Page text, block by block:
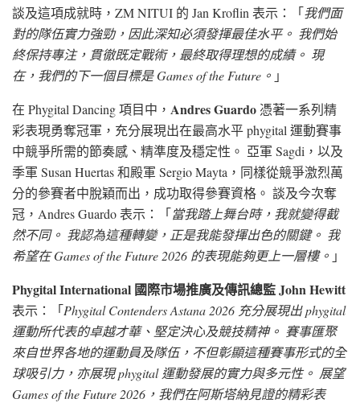
談及這項成就時，ZM NITUI 的 Jan Kroflin 表示：「我們面
對的隊伍實力強勁，因此深知必須發揮最佳水平。 我們始
終保持專注，貫徹既定戰術，最終取得理想的成績。 現
在，我們的下一個目標是 Games of the Future。 」
在 Phygital Dancing 項目中， Andres Guardo 憑著一系列精
彩表現勇奪冠軍，充分展現出在最高水平 phygital 運動賽事
中競爭所需的節奏感、精準度及穩定性。 亞軍 Sagdi，以及
季軍 Susan Huertas 和殿軍 Sergio Mayta，同樣從競爭激烈萬
分的參賽者中脫穎而出，成功取得參賽資格。 談及今次奪
冠，Andres Guardo 表示：「當我踏上舞台時，我就變得截
然不同。 我認為這種轉變，正是我能發揮出色的關鍵。 我
希望在 Games of the Future 2026 的表現能夠更上一層樓。 」
Phygital International 國際市場推廣及傳訊總監 John Hewitt
表示：「Phygital Contenders Astana 2026 充分展現出 phygital
運動所代表的卓越才華、堅定決心及競技精神。 賽事匯聚
來自世界各地的運動員及隊伍，不但彰顯這種賽事形式的全
球吸引力，亦展現 phygital 運動發展的實力與多元性。 展望
Games of the Future 2026，我們在阿斯塔納見證的精彩表